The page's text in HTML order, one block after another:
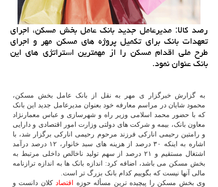
رصد كالا: مدیرعامل جدید بانك عامل بخش مسكن، اجرای
تعهدات بانك برای تكمیل پروژه های مسكن مهر و اجرای
طرح ملی اقدام مسكن را از مهمترین استراتژی های این
بانك عنوان نمود.
به گزارش خبرگزار ی مهر به نقل از بانک عامل بخش مسکن،
محمود شایان در مراسم معارفه خود بعنوان مدیرعامل جدید این بانک
که با حضور محمد اسلامی وزیر راه و شهرسازی و عباس معمارنژاد
معاون بانک، بیمه و شرکت های دولتی وزارت امور اقتصادی و دارایی
و رامتین رحیمی انارکی فرزند مرحوم رحیمی انارکی برگزار شد، با
اشاره به اینکه ۳۰ درصد از هزینه های سبد خانوار، ۱۲ درصد درآمد
اشتغال مستقیم و ۲۱ درصد از سهم تولید ناخالص داخلی مرتبط به
بخش مسکن می باشد، اضافه کرد: اندازه بانک ها به اندازه ترازنامه
مالی آنها نیست که بگوییم کدام بانک بزرگ تر است.
وی بخش مسکن را پیچیده ترین مسأله حوزه
اقتصادکلان دانست و